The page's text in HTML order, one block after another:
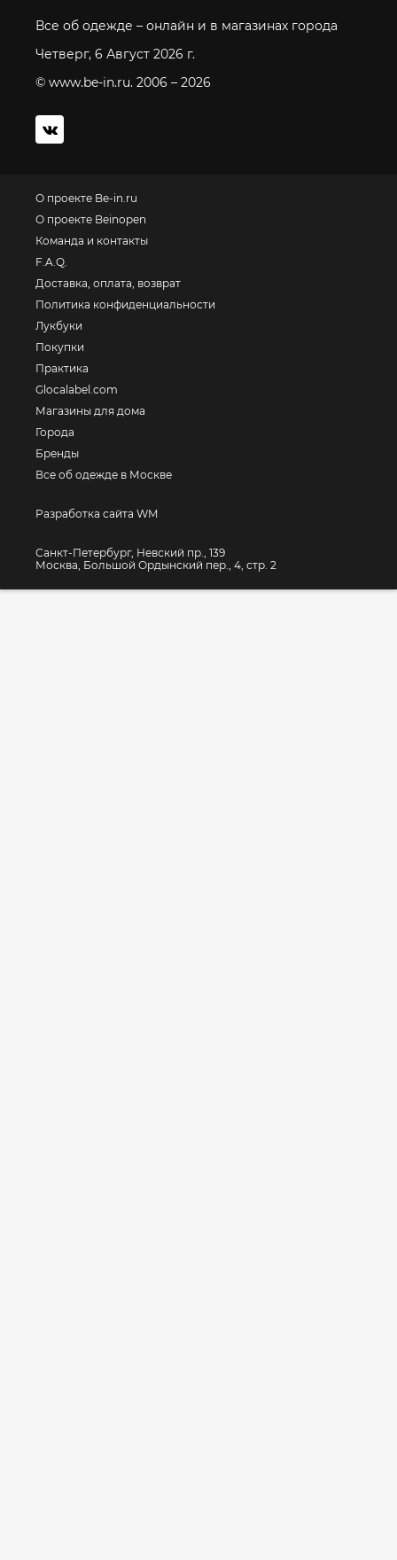
Все об одежде – онлайн и в магазинах города
Четверг, 6 Август 2026 г.
© www.be-in.ru. 2006 – 2026
О проекте Be-in.ru
О проекте Beinopen
Команда и контакты
F.A.Q.
Доставка, оплата, возврат
Политика конфиденциальности
Лукбуки
Покупки
Практика
Glocalabel.com
Магазины для дома
Города
Бренды
Все об одежде в Москве
Разработка сайта WM
Санкт-Петербург, Невский пр., 139
Москва, Большой Ордынский пер., 4, стр. 2